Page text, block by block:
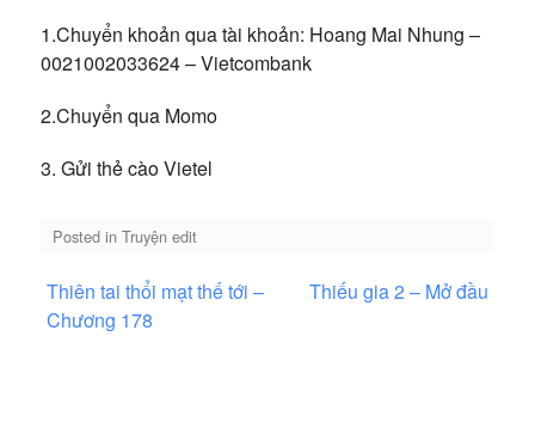
1.Chuyển khoản qua tài khoản: Hoang Mai Nhung –
0021002033624 – Vietcombank
2.Chuyển qua Momo
3. Gửi thẻ cào Vietel
Posted in Truyện edit
Điều
hướng
Thiên tai thổi mạt thế tới –
Chương 178
Thiếu gia 2 – Mở đầu